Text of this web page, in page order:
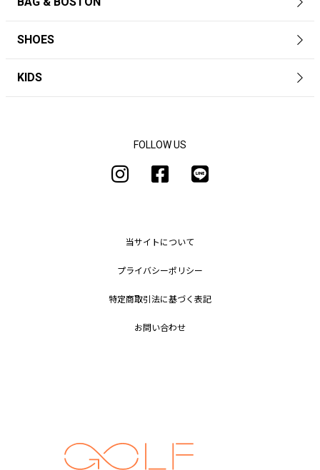
SHOES
KIDS
当サイトについて
プライバシーポリシー
特定商取引法に基づく表記
お問い合わせ
FOLLOW US